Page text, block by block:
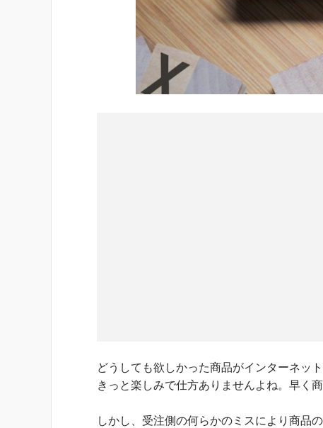
どうしても欲しかった商品がインターネッ
きっと楽しみで仕方ありませんよね。早く
しかし、受注側の何らかのミスにより商品